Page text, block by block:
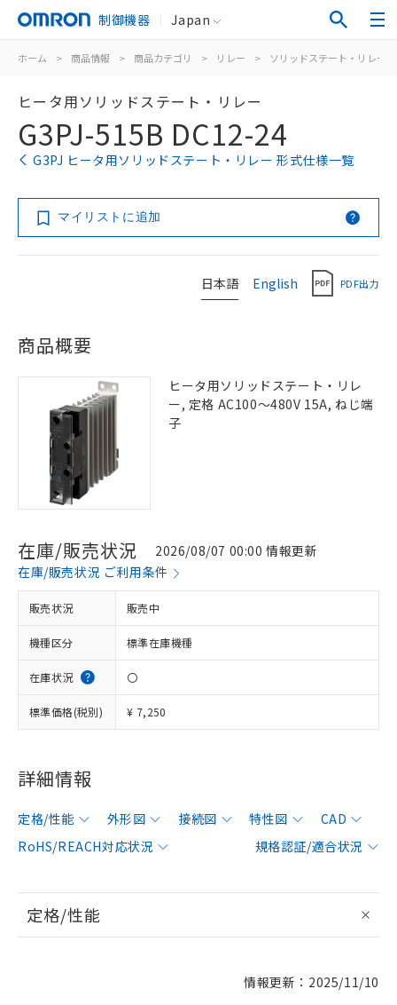
制御機器 Japan
ホーム > 商品情報 > 商品カテゴリ > リレー > ソリッドステート・リレー
ヒータ用ソリッドステート・リレー
G3PJ-515B DC12-24
G3PJ ヒータ用ソリッドステート・リレー 形式仕様一覧
マイリストに追加
日本語 English PDF出力
商品概要
ヒータ用ソリッドステート・リレ
ー, 定格 AC100～480V 15A, ねじ端
子
在庫/販売状況
2026/08/07 00:00 情報更新
在庫/販売状況 ご利用条件
販売状況 販売中
機種区分 標準在庫機種
在庫状況 〇
標準価格(税別) ¥ 7,250
詳細情報
定格/性能 外形図 接続図 特性図
CAD
RoHS/REACH対応状況
規格認証/適合状況
定格/性能
情報更新：2025/11/10